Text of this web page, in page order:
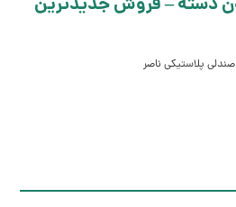
صندلی پلاستیکی ناصر